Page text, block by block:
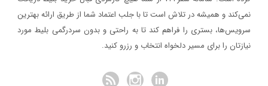
نمی‌کند و همیشه در تلاش است تا با جلب اعتماد شما از طریق ارائه بهترین
سرویس‌ها، بستری را فراهم کند تا به راحتی و بدون سردرگمی بلیط مورد
نیازتان را برای مسیر دلخواه انتخاب و رزرو کنید.